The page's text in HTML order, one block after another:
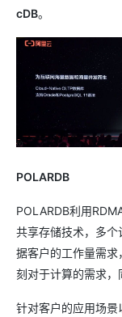
cDB。
POLARDB
POLARDB利用
共享存储技术，多个
据客户的工作量需
刻对于计算的需求，
针对客户的应用场